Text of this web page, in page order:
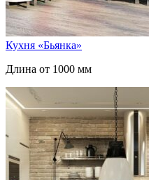
Кухня «Бьянка»
Длина от 1000 мм